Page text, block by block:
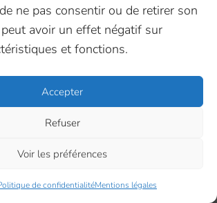
ne pas consentir ou de retirer son
avoir un effet négatif sur
et fonctions.
Accepter
Refuser
Voir les préférences
de confidentialitéMentions légales
–Mentions légales–